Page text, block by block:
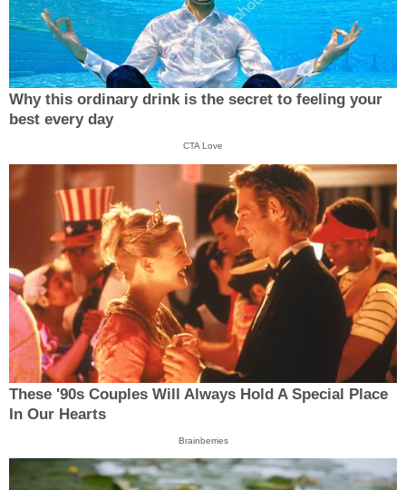
Why this ordinary drink is the secret to feeling your
best every day
CTA Love
These '90s Couples Will Always Hold A Special Place
In Our Hearts
Brainberries